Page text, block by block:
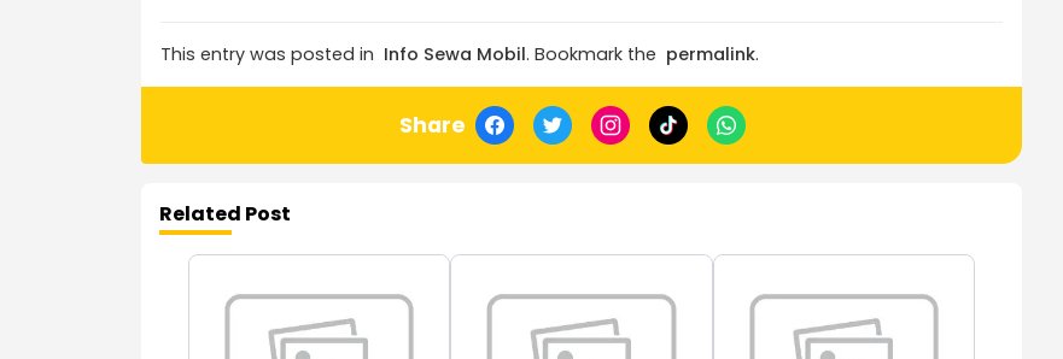
This entry was posted in Info Sewa Mobil. Bookmark the permalink.
Share
Related Post